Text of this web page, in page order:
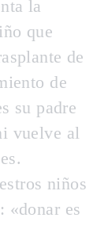
la
que
de
de
su padre
vuelve al
niños
«donar es